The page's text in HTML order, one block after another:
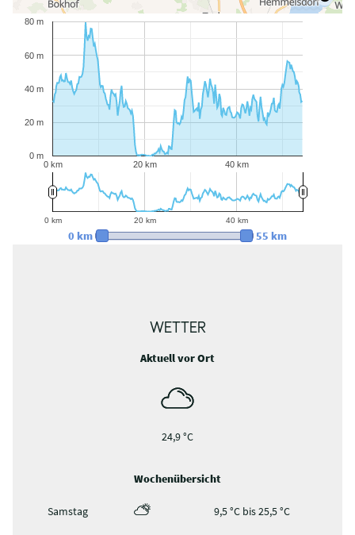
0 km 20 km 40 km
0 m
20 m
40 m
60 m
80 m
0 km 20 km 40 km
0 km 55 km
WETTER
Aktuell vor Ort
24,9 °C
Wochenübersicht
Samstag 9,5 °C bis 25,5 °C